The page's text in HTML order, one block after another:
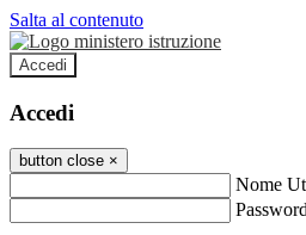
Salta al contenuto
Accedi
Accedi
button close ×
Nome